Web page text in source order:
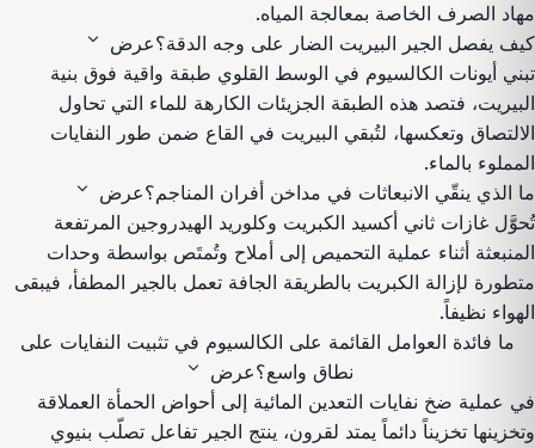
مهاد الصرف الخاصة بمعالجة المياه.
كيف يفصل الجير البيريت الضار على وجه الدقة؟عرض expand_more
تبني أيونات الكالسيوم في الوسط القلوي طبقة واقية فوق بنية
البيريت، فتصد هذه الطبقة الجزيئات الكارهة للماء التي تحاول
الالتصاق وتعكسها، لتُبقي البيريت في القاع ضمن طور النفايات
المملوء بالماء.
ما الذي ينقّي الانبعاثات في مداخن أفران المناجم؟عرض expand_more
تُحوَّل غازات ثاني أكسيد الكبريت وكلوريد الهيدروجين المرتفعة
المنبعثة أثناء عملية التحميص إلى أملاح وتُمتَص بواسطة وحدات
متطورة لإزالة الكبريت بالطريقة الجافة تعمل بالجير المطفأ، فيبقى
الهواء نظيفاً.
ما فائدة العوامل القائمة على الكالسيوم في تثبيت النفايات على
نطاق واسع؟عرض expand_more
في عملية ضخ نفايات التعدين المائية إلى أحواض الحمأة العملاقة
وتخزينها تخزيناً دائماً يمتد لقرون، ينتج الجير تفاعل تصلّب بنيوي